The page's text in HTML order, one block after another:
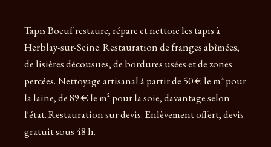
Tapis Boeuf restaure, répare et nettoie les tapis à
Herblay-sur-Seine. Restauration de franges abîmées,
de lisières décousues, de bordures usées et de zones
percées. Nettoyage artisanal à partir de 50 € le m² pour
la laine, de 89 € le m² pour la soie, davantage selon
l'état. Restauration sur devis. Enlèvement offert, devis
gratuit sous 48 h.